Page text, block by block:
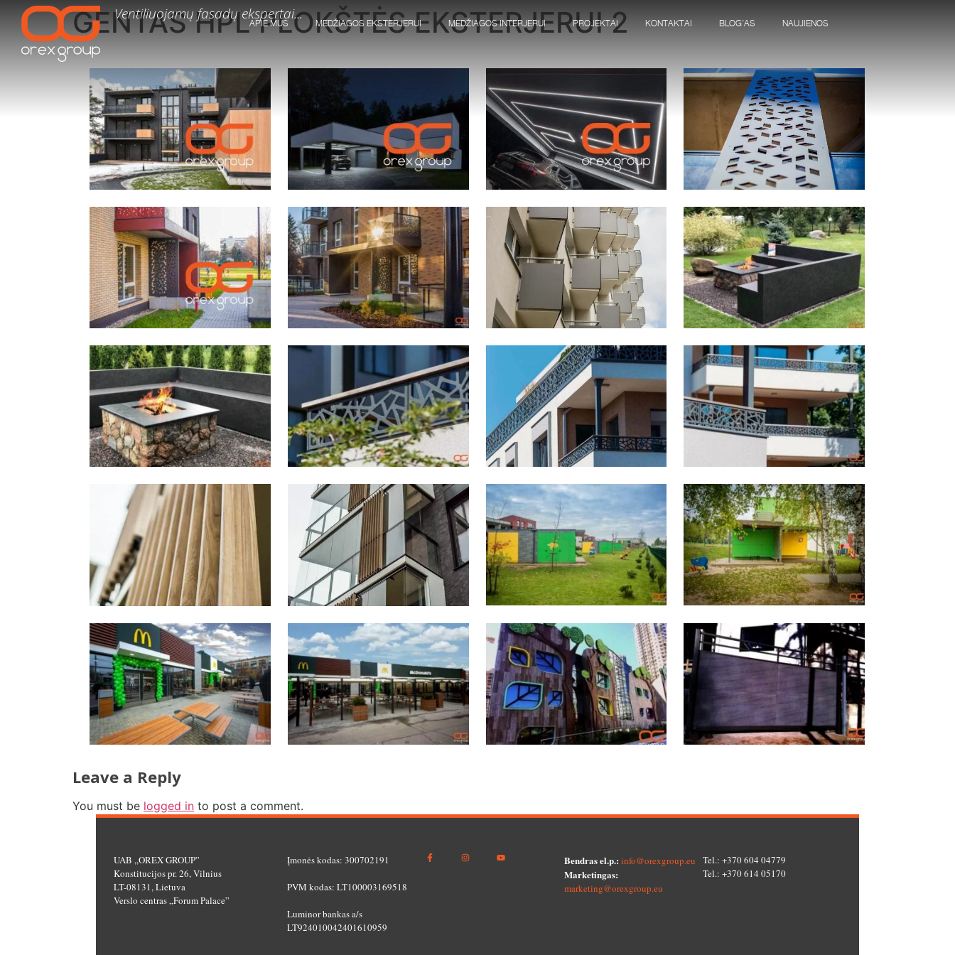
Ventiliuojamų fasadų ekspertai...
APIE MUS MEDŽIAGOS EKSTERJERUI MEDŽIAGOS INTERJERUI PROJEKTAI KONTAKTAI BLOG’AS NAUJIENOS
GENTAS HPL PLOKŠTĖS EKSTERJERUI 2
Leave a Reply
You must be logged in to post a comment.
UAB „OREX GROUP”
Konstitucijos pr. 26, Vilnius
LT-08131, Lietuva
Verslo centras „Forum Palace”
Įmonės kodas: 300702191
PVM kodas: LT100003169518
Luminor bankas a/s
LT924010042401610959
Bendras el.p.: info@orexgroup.eu
Marketingas:
marketing@orexgroup.eu
Tel.: +370 604 04779
Tel.: +370 614 05170